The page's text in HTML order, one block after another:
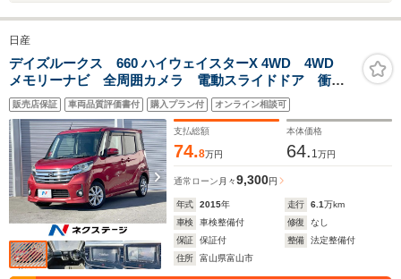
日産
デイズルークス 660 ハイウェイスターX 4WD 4WD
メモリーナビ 全周囲カメラ 電動スライドドア 衝突
被害軽減システム 禁煙車 スマートキー HIDヘッドラ
イト ETC 純正14インチアルミ オートライト
Bluetooth CD DVD再生
販売店保証 車両品質評価書付 購入プラン付 オンライン相談可
支払総額
74.8万円
本体価格
64. 1 万円
通常ローン 月々9,300円
年式 2015年 走行 6.1万km
車検
車検整備付 修復
なし
保証
保証付 整備
法定整備付
住所
富山県富山市